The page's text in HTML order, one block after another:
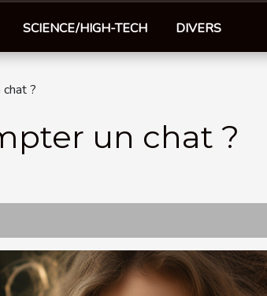
SCIENCE/HIGH-TECH DIVERS
?
un chat ?